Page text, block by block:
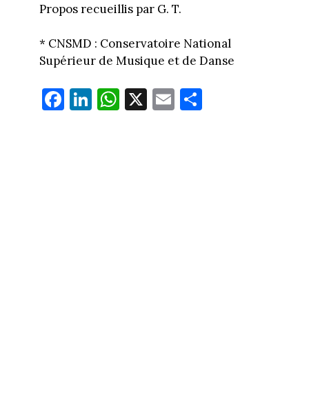
Propos recueillis par G. T.
* CNSMD : Conservatoire National
Supérieur de Musique et de Danse
Fa
ce
Li
nk
W
ha
X E
m
Pa
rt